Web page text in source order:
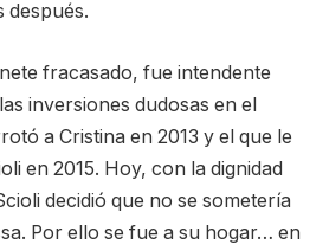
después.
fracasado, fue intendente
inversiones dudosas en el
a Cristina en 2013 y el que le
en 2015. Hoy, con la dignidad
decidió que no se sometería
Por ello se fue a su hogar… en